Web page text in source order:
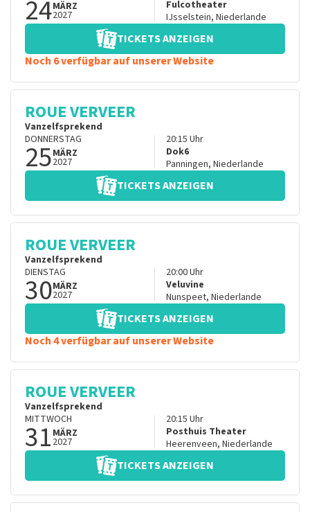
24MÄRZ
2027
Fulcotheater
IJsselstein, Niederlande
TICKETS ANZEIGEN
Noch 6 verfügbar auf unserer Website
ROUE VERVEER
Vanzelfsprekend
DONNERSTAG
25MÄRZ
2027
20:15 Uhr
Dok6
Panningen, Niederlande
TICKETS ANZEIGEN
ROUE VERVEER
Vanzelfsprekend
DIENSTAG
30MÄRZ
2027
20:00Uhr
Veluvine
Nunspeet, Niederlande
TICKETS ANZEIGEN
Noch 4 verfügbar auf unserer Website
ROUE VERVEER
Vanzelfsprekend
MITTWOCH
31 MÄRZ
2027
20:15 Uhr
Posthuis Theater
Heerenveen, Niederlande
TICKETS ANZEIGEN